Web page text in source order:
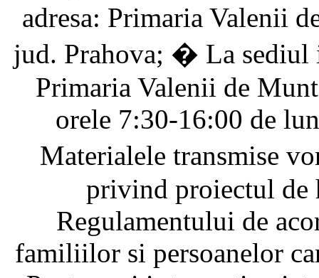
adresa: Primaria Valenii
jud. Prahova; � La sediul
Primaria Valenii de
orele 7:30-16:00 de
Materialele transmise
privind proiectul de
Regulamentului de
familiilor si persoanelor